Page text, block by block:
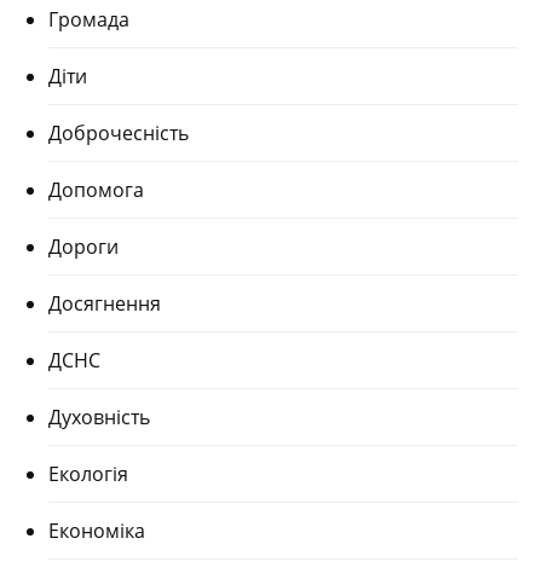
Громада
Діти
Доброчесність
Допомога
Дороги
Досягнення
ДСНС
Духовність
Екологія
Економіка